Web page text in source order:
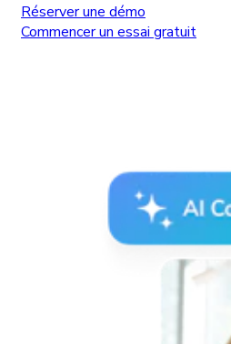
Réserver une démo
Commencer un essai gratuit